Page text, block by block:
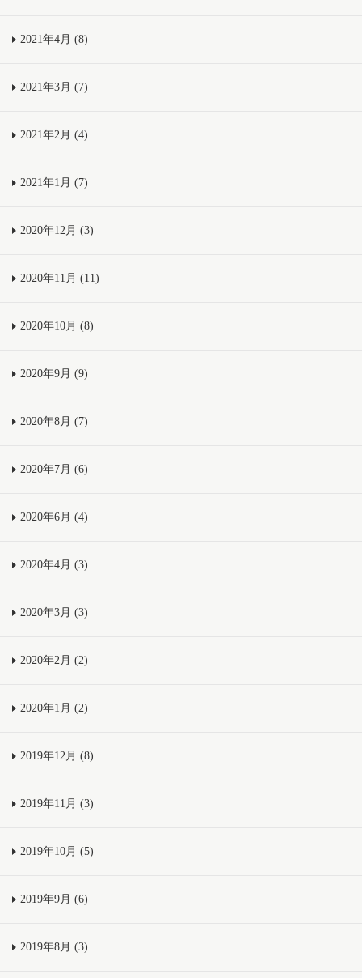
2021年4月 (8)
2021年3月 (7)
2021年2月 (4)
2021年1月 (7)
2020年12月 (3)
2020年11月 (11)
2020年10月 (8)
2020年9月 (9)
2020年8月 (7)
2020年7月 (6)
2020年6月 (4)
2020年4月 (3)
2020年3月 (3)
2020年2月 (2)
2020年1月 (2)
2019年12月 (8)
2019年11月 (3)
2019年10月 (5)
2019年9月 (6)
2019年8月 (3)